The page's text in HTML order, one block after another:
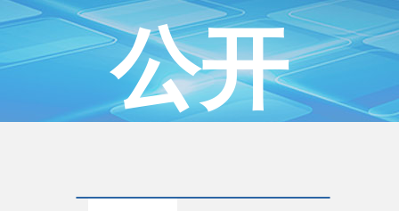
公开